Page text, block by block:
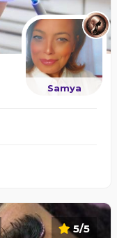
Samya
5/5